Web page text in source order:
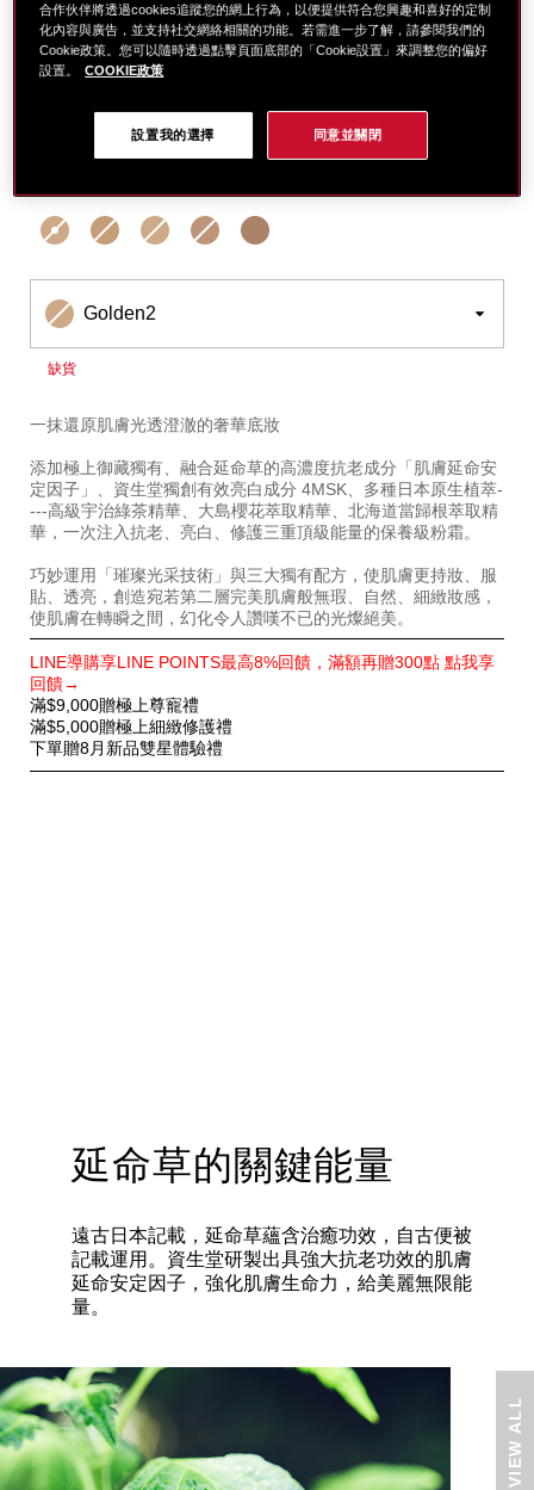
https://www.global-
shiseido.com.tw/
%E5%BA%95%E5%A6%9D-
%2F-
%E5%BA%95%E5%A6%9D%E6%8E%A8%E8%96%A6-
號。
1011393230SHI
動
Golden2
缺貨
一抹還原肌膚光透澄澈的奢華底妝
添加極上御藏獨有、融合延命草的高濃度抗老成分「肌膚延命安
定因子」、資生堂獨創有效亮白成分 4MSK、多種日本原生植萃-
---高級宇治綠茶精華、大島櫻花萃取精華、北海道當歸根萃取精
華，一次注入抗老、亮白、修護三重頂級能量的保養級粉霜。
巧妙運用「璀璨光采技術」與三大獨有配方，使肌膚更持妝、服
貼、透亮，創造宛若第二層完美肌膚般無瑕、自然、細緻妝感，
使肌膚在轉瞬之間，幻化令人讚嘆不已的光燦絕美。
別
優
惠
LINE導購享LINE POINTS最高8%回饋，滿額再贈300點 點我享
回饋→
滿$9,000贈極上尊寵禮
滿$5,000贈極上細緻修護禮
下單贈8月新品雙星體驗禮
延命草的關鍵能量
遠古日本記載，延命草蘊含治癒功效，自古便被
記載運用。資生堂研製出具強大抗老功效的肌膚
延命安定因子，強化肌膚生命力，給美麗無限能
量。
VIEW ALL
合作伙伴將透過cookies追蹤您的網上行為，以便提供符合您興趣和喜好的定制
化內容與廣告，並支持社交網絡相關的功能。若需進一步了解，請參閱我們的
Cookie政策。您可以隨時透過點擊頁面底部的「Cookie設置」來調整您的偏好
設置。
COOKIE政策
設置我的選擇 同意並關閉